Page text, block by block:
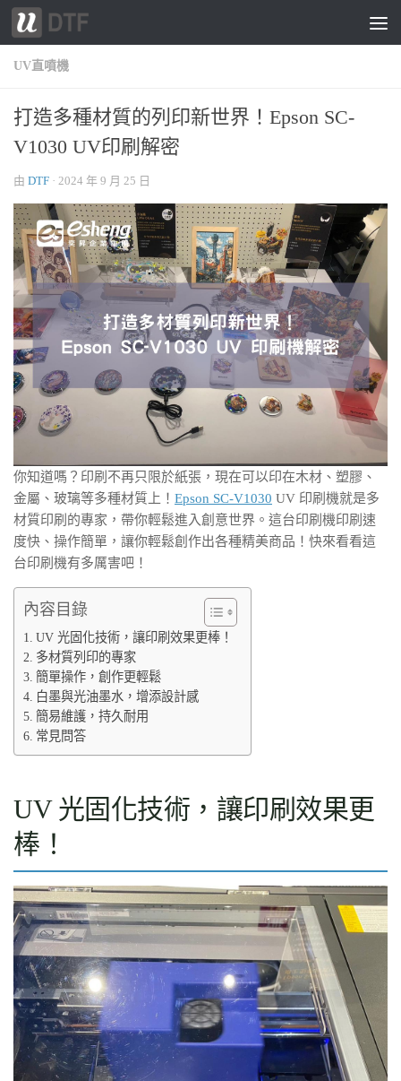
跳轉至內容
UV直噴機
打造多種材質的列印新世界！Epson SC-
V1030 UV印刷解密
由 DTF · 2024 年 9 月 25 日
你知道嗎？印刷不再只限於紙張，現在可以印在木材、塑膠、
金屬、玻璃等多種材質上！ Epson SC-V1030 UV 印刷機就是多
材質印刷的專家，帶你輕鬆進入創意世界。這台印刷機印刷速
度快、操作簡單，讓你輕鬆創作出各種精美商品！快來看看這
台印刷機有多厲害吧！
內容目錄
UV 光固化技術，讓印刷效果更棒！
多材質列印的專家
簡單操作，創作更輕鬆
白墨與光油墨水，增添設計感
簡易維護，持久耐用
常見問答
UV 光固化技術，讓印刷效果更
棒！